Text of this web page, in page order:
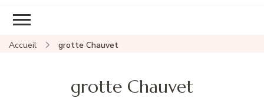
Accueil grotte Chauvet
grotte Chauvet